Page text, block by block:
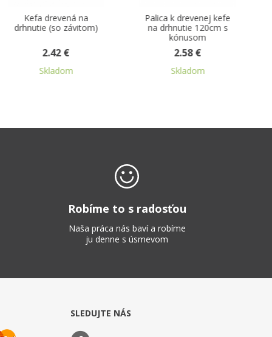
Palica k drevenej kefe
na drhnutie 120cm s
2.58 €
Skladom
Palica k zmetáku natural
drevo 120cm so
závitom
2.67 €
Skladom
Robíme to s radosťou
Naša práca nás baví a robíme
ju denne s úsmevom
SLEDUJTE NÁS